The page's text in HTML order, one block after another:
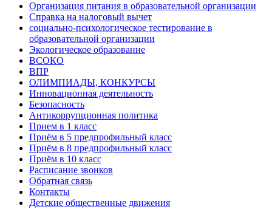
Организация питания в образовательной организации
Справка на налоговый вычет
социально-психологическое тестирование в
образовательной организации
Экологическое образование
ВСОКО
ВПР
ОЛИМПИАДЫ, КОНКУРСЫ
Инновационная деятельность
Безопасность
Антикоррупционная политика
Прием в 1 класс
Приём в 5 предпрофильный класс
Приём в 8 предпрофильный класс
Приём в 10 класс
Расписание звонков
Обратная связь
Контакты
Детские общественные движения